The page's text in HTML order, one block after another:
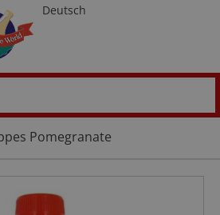
Deutsch
Pomegranate